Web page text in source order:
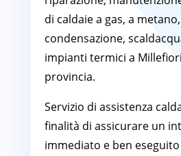
di caldaie a gas, a
condensazione,
impianti termici a
provincia.
Servizio di assistenza
finalità di assicurare un
immediato e ben